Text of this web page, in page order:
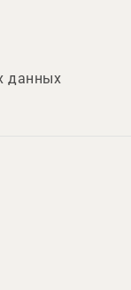
данных